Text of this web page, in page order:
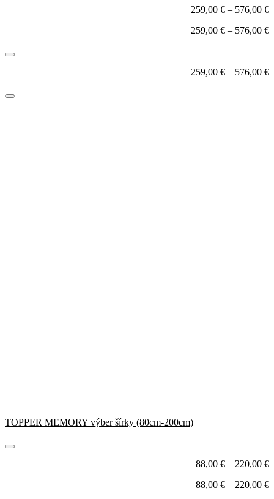
259,00 € – 576,00 €
259,00 € – 576,00 €
259,00 € – 576,00 €
TOPPER MEMORY výber šírky (80cm-200cm)
88,00 € – 220,00 €
88,00 € – 220,00 €